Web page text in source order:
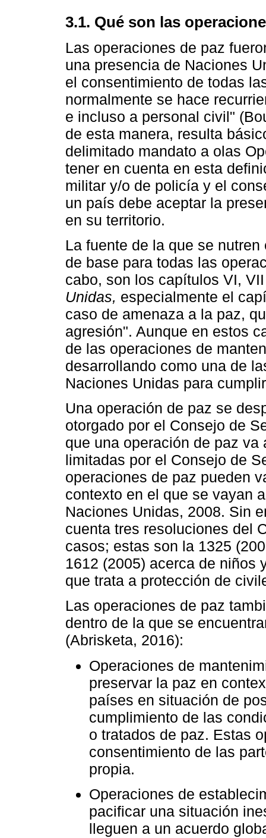
3.1. Qué son las
Las operaciones de paz
una presencia de Naciones
el consentimiento de todas
normalmente se hace
e incluso a personal civil"
de esta manera, resulta
delimitado mandato a olas
tener en cuenta en esta
militar y/o de policía y el
un país debe aceptar la
en su territorio.
La fuente de la que se
de base para todas las
cabo, son los capítulos VI,
Unidas, especialmente el
caso de amenaza a la paz,
agresión". Aunque en estos
de las operaciones de
desarrollando como una de
Naciones Unidas para
Una operación de paz se
otorgado por el Consejo de
que una operación de paz
limitadas por el Consejo de
operaciones de paz pueden
contexto en el que se vayan
Naciones Unidas, 2008. Sin
cuenta tres resoluciones del
casos; estas son la 1325
1612 (2005) acerca de niños
que trata a protección de
Las operaciones de paz
dentro de la que se
(Abrisketa, 2016):
Operaciones de
preservar la paz en
países en situación de
cumplimiento de las
o tratados de paz. Estas
consentimiento de las
propia.
Operaciones de
pacificar una situación
lleguen a un acuerdo